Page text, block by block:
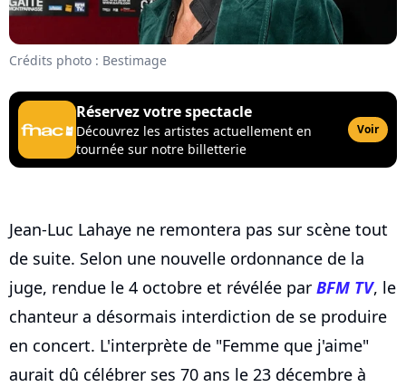
Crédits photo : Bestimage
Réservez votre spectacle
Découvrez les artistes actuellement en
tournée sur notre billetterie
Voir
Jean-Luc Lahaye ne remontera pas sur scène tout
de suite. Selon une nouvelle ordonnance de la
juge, rendue le 4 octobre et révélée par BFM TV, le
chanteur a désormais interdiction de se produire
en concert. L'interprète de "Femme que j'aime"
aurait dû célébrer ses 70 ans le 23 décembre à